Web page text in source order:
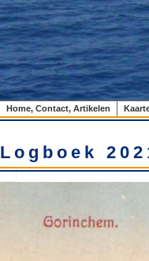
Home, Contact, Artikelen
Logboek